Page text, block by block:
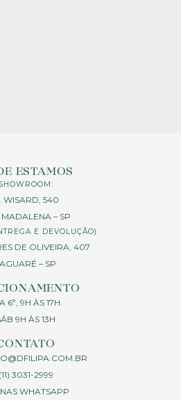
ESTAMOS
SHOWROOM:
WISARD, 540
– SP
E DEVOLUÇÃO):
DE OLIVEIRA, 407
– SP
6ª, 9H ÀS 17H.
9H ÀS 13H
(11) 3031-2999
WHATSAPP